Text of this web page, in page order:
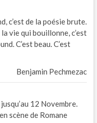
c’est de la poésie brute.
vie qui bouillonne, c’est
C’est beau. C’est
Benjamin Pechmezac
12 Novembre.
scène de Romane